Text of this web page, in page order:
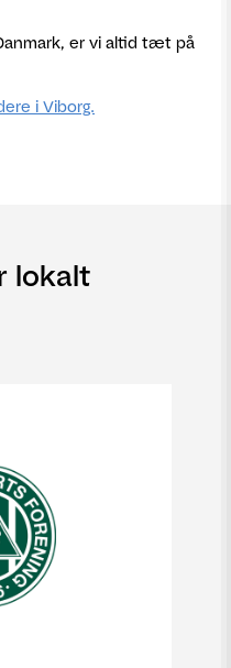
er vi altid tæt på
i Viborg.
lokalt